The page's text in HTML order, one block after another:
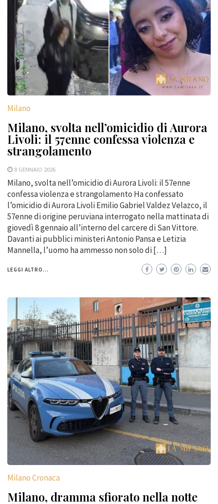
Milano
Milano, svolta nell’omicidio di Aurora
Livoli: il 57enne confessa violenza e
strangolamento
8 GENNAIO 2026
Milano, svolta nell’omicidio di Aurora Livoli: il 57enne
confessa violenza e strangolamento Ha confessato
l’omicidio di Aurora Livoli Emilio Gabriel Valdez Velazco, il
57enne di origine peruviana interrogato nella mattinata di
giovedì 8 gennaio all’interno del carcere di San Vittore.
Davanti ai pubblici ministeri Antonio Pansa e Letizia
Mannella, l’uomo ha ammesso non solo di […]
LEGGI ALTRO...
Milano Cronaca
Milano, dramma sfiorato nella notte